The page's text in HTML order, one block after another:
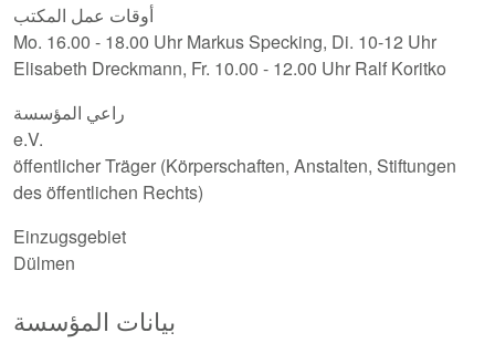
أوقات عمل المكتب
Mo. 16.00 - 18.00 Uhr Markus Specking, Di. 10-12 Uhr
Elisabeth Dreckmann, Fr. 10.00 - 12.00 Uhr Ralf Koritko
راعي المؤسسة
e.V.
öffentlicher Träger (Körperschaften, Anstalten, Stiftungen
des öffentlichen Rechts)
Einzugsgebiet
Dülmen
بيانات المؤسسة